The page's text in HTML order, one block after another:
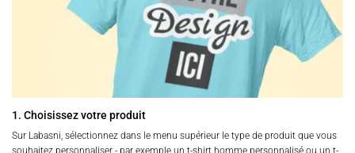
1. Choisissez votre produit
Sur Labasni, sélectionnez dans le menu supérieur le type de produit que vous
souhaitez personnaliser - par exemple un t-shirt homme personnalisé ou un t-